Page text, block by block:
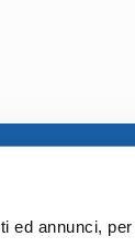
ed annunci,
Etico